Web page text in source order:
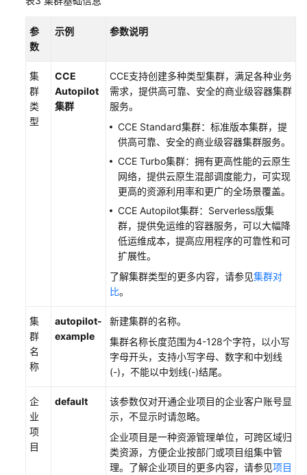
参
数
示例 参数说明
集
群
类
型
CCE
Autopilot
集群
CCE支持创建多种类型集群，满足各种业务
需求，提供高可靠、安全的商业级容器集群
服务。
CCE Standard集群：标准版本集群，提
供高可靠、安全的商业级容器集群服务。
CCE Turbo集群：拥有更高性能的云原生
网络，提供云原生混部调度能力，可实现
更高的资源利用率和更广的全场景覆盖。
CCE Autopilot集群：Serverless版集
群，提供免运维的容器服务，可以大幅降
低运维成本，提高应用程序的可靠性和可
扩展性。
了解集群类型的更多内容，请参见集群对
比。
集
群
名
称
autopilot-
example
新建集群的名称。
集群名称长度范围为4-128个字符，以小写
字母开头，支持小写字母、数字和中划线
(-)，不能以中划线(-)结尾。
企
业
项
目
default
该参数仅对开通企业项目的企业客户账号显
示，不显示时请忽略。
企业项目是一种资源管理单位，可跨区域归
类资源，方便企业按部门或项目组集中管
理。了解企业项目的更多内容，请参见项目